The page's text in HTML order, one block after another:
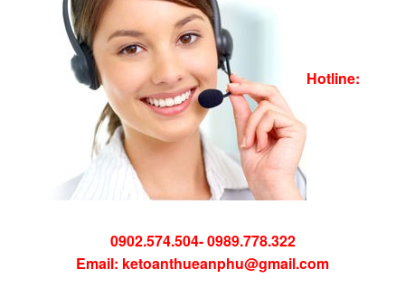
Hotline:
0902.574.504- 0989.778.322
Email: ketoanthueanphu@gmail.com